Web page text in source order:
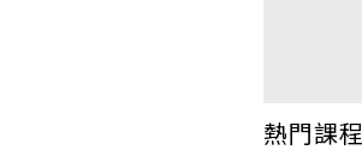
熱門課程